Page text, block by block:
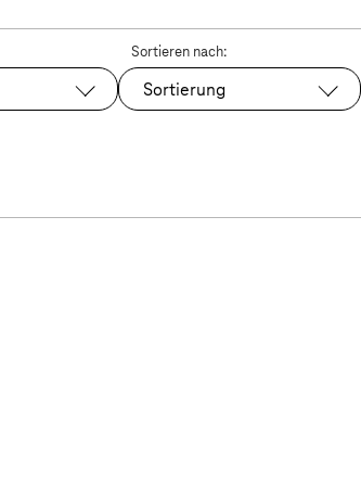
Sortieren nach:
Sortierung